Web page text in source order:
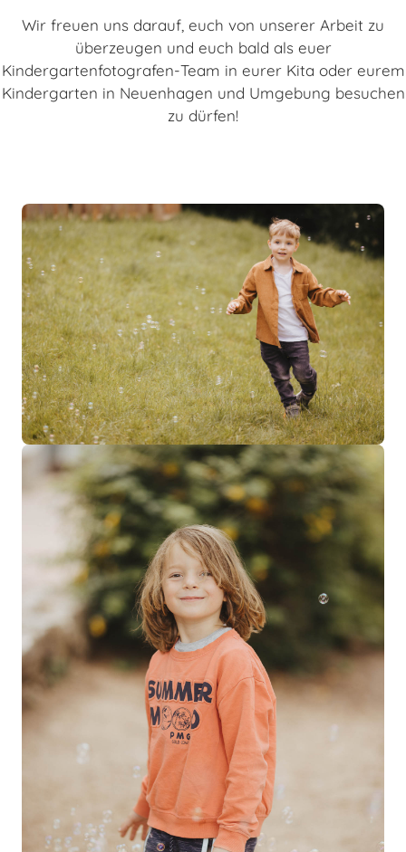
Wir freuen uns darauf, euch von unserer Arbeit zu
überzeugen und euch bald als euer
Kindergartenfotografen-Team in eurer Kita oder eurem
Kindergarten in Neuenhagen und Umgebung besuchen
zu dürfen!